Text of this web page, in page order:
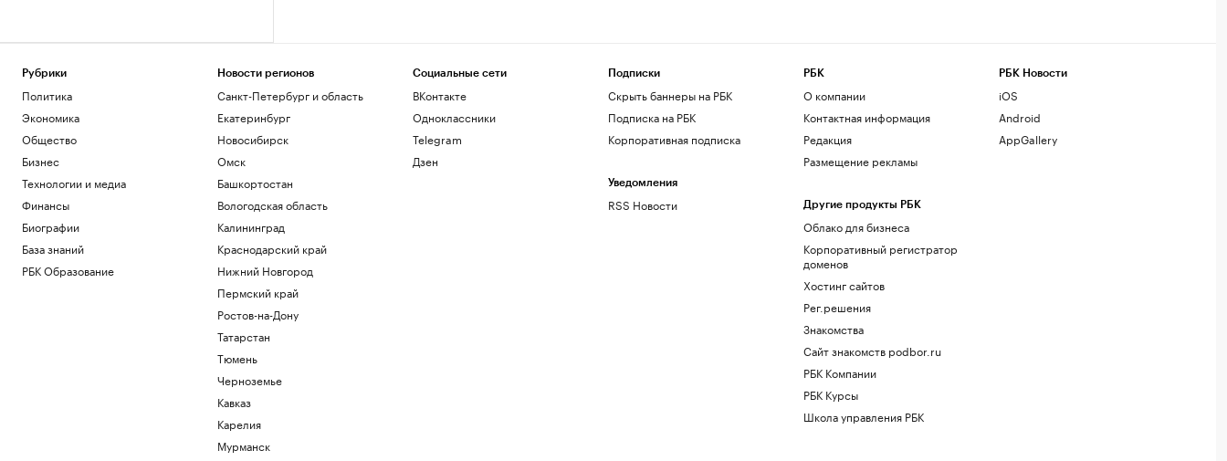
Рубрики
Политика
Экономика
Общество
Бизнес
Технологии и медиа
Финансы
Биографии
База знаний
РБК Образование
Новости регионов
Санкт-Петербург и область
Екатеринбург
Новосибирск
Омск
Башкортостан
Вологодская область
Калининград
Краснодарский край
Нижний Новгород
Пермский край
Ростов-на-Дону
Татарстан
Тюмень
Черноземье
Кавказ
Карелия
Мурманск
Социальные сети
ВКонтакте
Одноклассники
Telegram
Дзен
Подписки
Скрыть баннеры на РБК
Подписка на РБК
Корпоративная подписка
Уведомления
RSS Новости
РБК
О компании
Контактная информация
Редакция
Размещение рекламы
Другие продукты РБК
Облако для бизнеса
Корпоративный регистратор
доменов
Хостинг сайтов
Рег.решения
Знакомства
Сайт знакомств podbor.ru
РБК Компании
РБК Курсы
Школа управления РБК
РБК Новости
iOS
Android
AppGallery